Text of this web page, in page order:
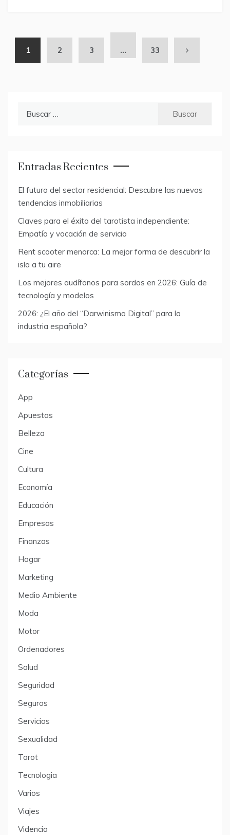
1 2 3 … 33
Entradas Recientes
El futuro del sector residencial: Descubre las nuevas
tendencias inmobiliarias
Claves para el éxito del tarotista independiente:
Empatía y vocación de servicio
Rent scooter menorca: La mejor forma de descubrir la
isla a tu aire
Los mejores audífonos para sordos en 2026: Guía de
tecnología y modelos
2026: ¿El año del “Darwinismo Digital” para la
industria española?
Categorías
App
Apuestas
Belleza
Cine
Cultura
Economía
Educación
Empresas
Finanzas
Hogar
Marketing
Medio Ambiente
Moda
Motor
Ordenadores
Salud
Seguridad
Seguros
Servicios
Sexualidad
Tarot
Tecnologia
Varios
Viajes
Videncia